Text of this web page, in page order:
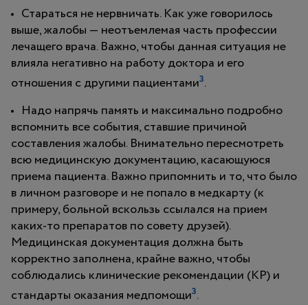
Стараться не нервничать. Как уже говорилось
выше, жалобы — неотъемлемая часть профессии
лечащего врача. Важно, чтобы данная ситуация не
влияла негативно на работу доктора и его
отношения с другими пациентами3.
Надо напрячь память и максимально подробно
вспомнить все события, ставшие причиной
составления жалобы. Внимательно пересмотреть
всю медицинскую документацию, касающуюся
приема пациента. Важно припомнить и то, что было
в личном разговоре и не попало в медкарту (к
примеру, больной вскользь ссылался на прием
каких-то препаратов по совету друзей).
Медицинская документация должна быть
корректно заполнена, крайне важно, чтобы
соблюдались клинические рекомендации (КР) и
стандарты оказания медпомощи3.